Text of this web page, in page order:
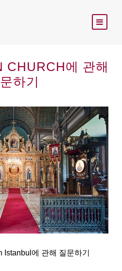
CHURCH에 관해
하기
Istanbul에 관해 질문하기